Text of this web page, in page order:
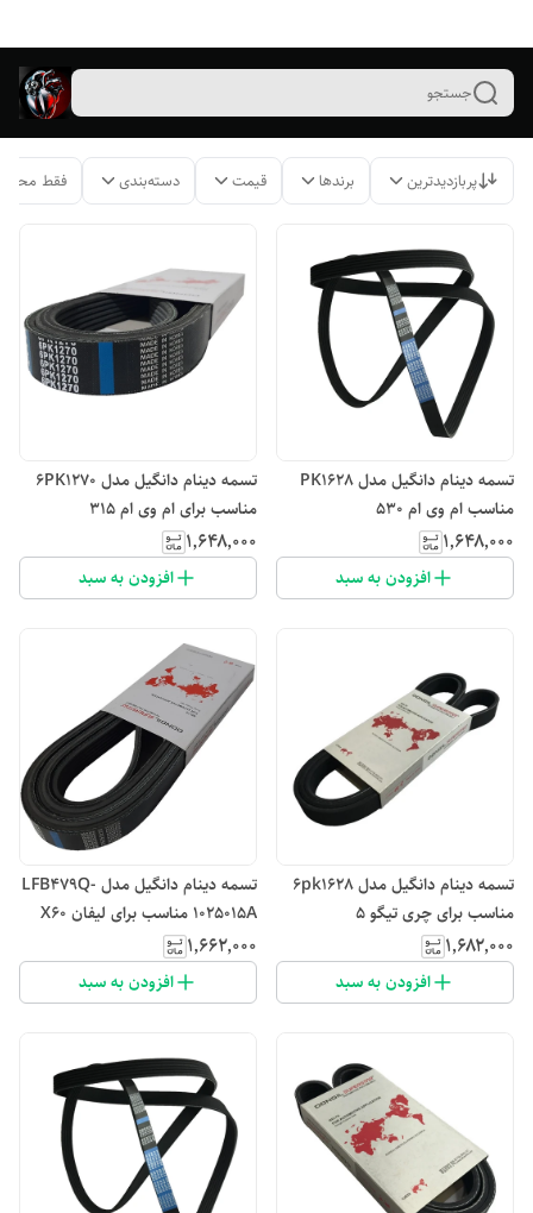
جستجو
پربازدیدترین برندها قیمت دسته‌بندی فقط
تسمه دینام دانگیل مدل PK1628
مناسب ام وی ام 530
۱٬۶۴۸٬۰۰۰
افزودن به سبد
تسمه دینام دانگیل مدل 6PK1270
مناسب برای ام وی ام 315
۱٬۶۴۸٬۰۰۰
افزودن به سبد
تسمه دینام دانگیل مدل 6pk1628
مناسب برای چری تیگو 5
۱٬۶۸۲٬۰۰۰
افزودن به سبد
تسمه دینام دانگیل مدل LFB479Q-
1025015A مناسب برای لیفان X60
۱٬۶۶۲٬۰۰۰
افزودن به سبد